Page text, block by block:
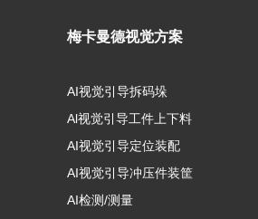
梅卡曼德视觉方案
AI视觉引导拆码垛
Al视觉引导工件上下料
AI视觉引导定位装配
AI视觉引导冲压件装筐
AI检测/测量